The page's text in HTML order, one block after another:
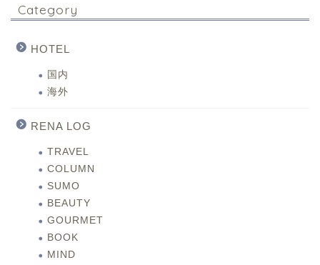
Category
HOTEL
国内
海外
RENA LOG
TRAVEL
COLUMN
SUMO
BEAUTY
GOURMET
BOOK
MIND